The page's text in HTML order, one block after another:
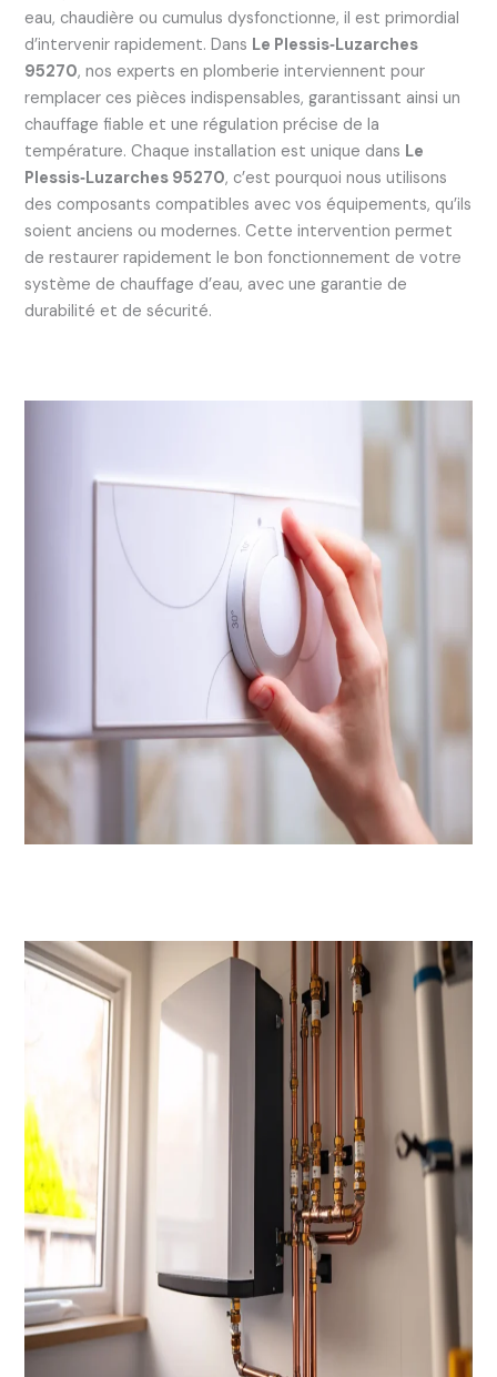
eau, chaudière ou cumulus dysfonctionne, il est primordial
d’intervenir rapidement. Dans Le Plessis‑Luzarches
95270, nos experts en plomberie interviennent pour
remplacer ces pièces indispensables, garantissant ainsi un
chauffage fiable et une régulation précise de la
température. Chaque installation est unique dans Le
Plessis‑Luzarches 95270, c’est pourquoi nous utilisons
des composants compatibles avec vos équipements, qu’ils
soient anciens ou modernes. Cette intervention permet
de restaurer rapidement le bon fonctionnement de votre
système de chauffage d’eau, avec une garantie de
durabilité et de sécurité.